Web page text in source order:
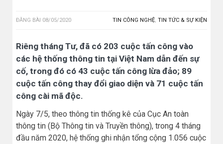
ĐĂNG BÀI 08/05/2020 TIN CÔNG NGHỆ, TIN TỨC & SỰ KIỆN
Riêng tháng Tư, đã có 203 cuộc tấn công vào
các hệ thống thông tin tại Việt Nam dẫn đến sự
cố, trong đó có 43 cuộc tấn công lừa đảo; 89
cuộc tấn công thay đổi giao diện và 71 cuộc tấn
công cài mã độc.
Ngày 7/5, theo thông tin thống kê của Cục An toàn
thông tin (Bộ Thông tin và Truyền thông), trong 4 tháng
đầu năm 2020, hệ thống ghi nhận tổng cộng 1.056 cuộc